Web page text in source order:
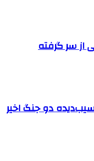
از سر گرفته
آسیب‌دیده دو جنگ اخیر